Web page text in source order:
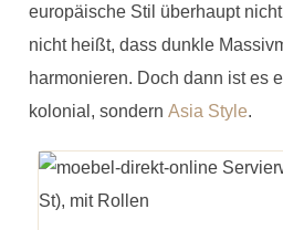
europäische Stil überhaupt
nicht heißt, dass dunkle
harmonieren. Doch dann ist es
kolonial, sondernAsia Style.